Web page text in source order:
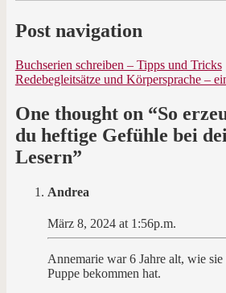
Post navigation
Buchserien schreiben – Tipps und Tricks
Redebegleitsätze und Körpersprache –
One thought on “So
du heftige Gefühle bei
Lesern”
Andrea
März 8, 2024 at 1:56p.m.
Annemarie war 6 Jahre alt, wie sie
Puppe bekommen hat.